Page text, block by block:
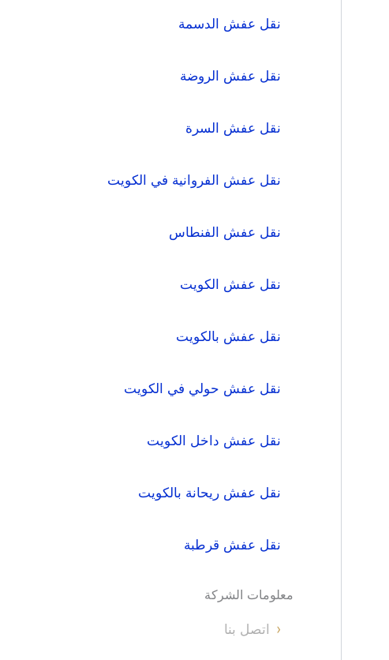
نقل عفش الدسمة
نقل عفش الروضة
نقل عفش السرة
نقل عفش الفروانية في الكويت
نقل عفش الفنطاس
نقل عفش الكويت
نقل عفش بالكويت
نقل عفش حولي في الكويت
نقل عفش داخل الكويت
نقل عفش ريحانة بالكويت
نقل عفش قرطبة
معلومات الشركة
اتصل بنا